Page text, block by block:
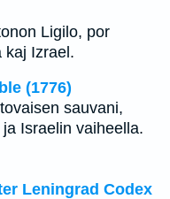
Ligilo, por
kaj Izrael.
(1776)
sauvani,
Israelin vaiheella.
Leningrad Codex